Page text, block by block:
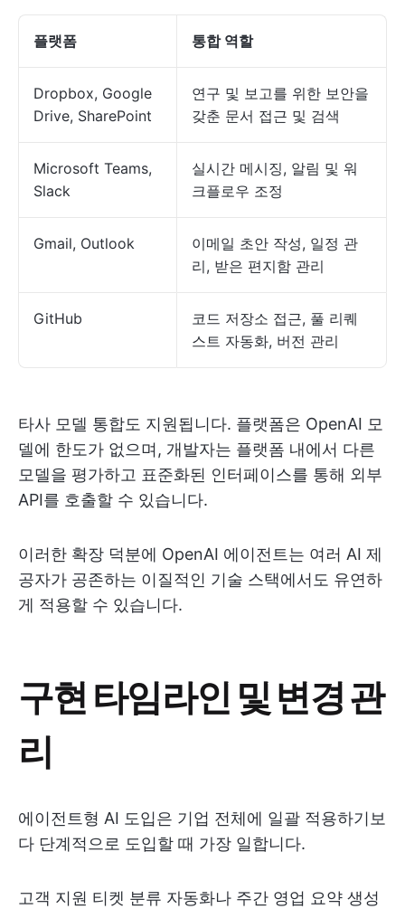
플랫폼 통합 역할
Dropbox, Google
Drive, SharePoint
연구 및 보고를 위한 보안을
갖춘 문서 접근 및 검색
Microsoft Teams,
Slack
실시간 메시징, 알림 및 워
크플로우 조정
Gmail, Outlook
이메일 초안 작성, 일정 관
리, 받은 편지함 관리
GitHub
코드 저장소 접근, 풀 리퀘
스트 자동화, 버전 관리
타사 모델 통합도 지원됩니다. 플랫폼은 OpenAI 모
델에 한도가 없으며, 개발자는 플랫폼 내에서 다른
모델을 평가하고 표준화된 인터페이스를 통해 외부
API를 호출할 수 있습니다.
이러한 확장 덕분에 OpenAI 에이전트는 여러 AI 제
공자가 공존하는 이질적인 기술 스택에서도 유연하
게 적용할 수 있습니다.
구현 타임라인 및 변경 관
리
에이전트형 AI 도입은 기업 전체에 일괄 적용하기보
다 단계적으로 도입할 때 가장 일합니다.
고객 지원 티켓 분류 자동화나 주간 영업 요약 생성